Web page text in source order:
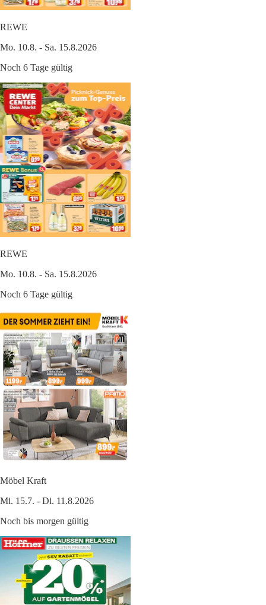
REWE
Mo. 10.8. - Sa. 15.8.2026
Noch 6 Tage gültig
REWE
Mo. 10.8. - Sa. 15.8.2026
Noch 6 Tage gültig
Möbel Kraft
Mi. 15.7. - Di. 11.8.2026
Noch bis morgen gültig